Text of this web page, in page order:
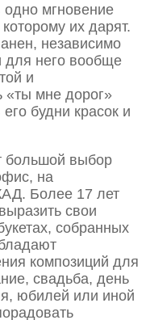
одно мгновение
их дарят.
независимо
для него вообще
и
«ты мне дорог»
будни красок и
большой выбор
на
Более 17 лет
свои
собранных
композиций для
свадьба, день
юбилей или иной